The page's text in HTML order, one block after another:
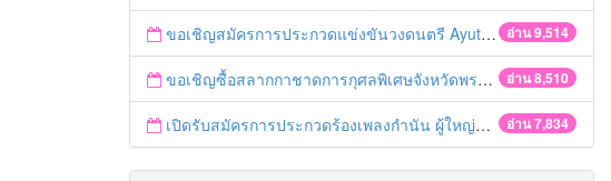
อ่าน 9,514
ขอเชิญสมัครการประกวดแข่งขันวงดนตรี Ayutthaya battle of the bands
อ่าน 8,510
ขอเชิญซื้อสลากกาชาดการกุศลพิเศษจังหวัดพระนครศรีอยุธยา 2560
อ่าน 7,834
เปิดรับสมัครการประกวดร้องเพลงกำนัน ผู้ใหญ่บ้าน ฯลฯ